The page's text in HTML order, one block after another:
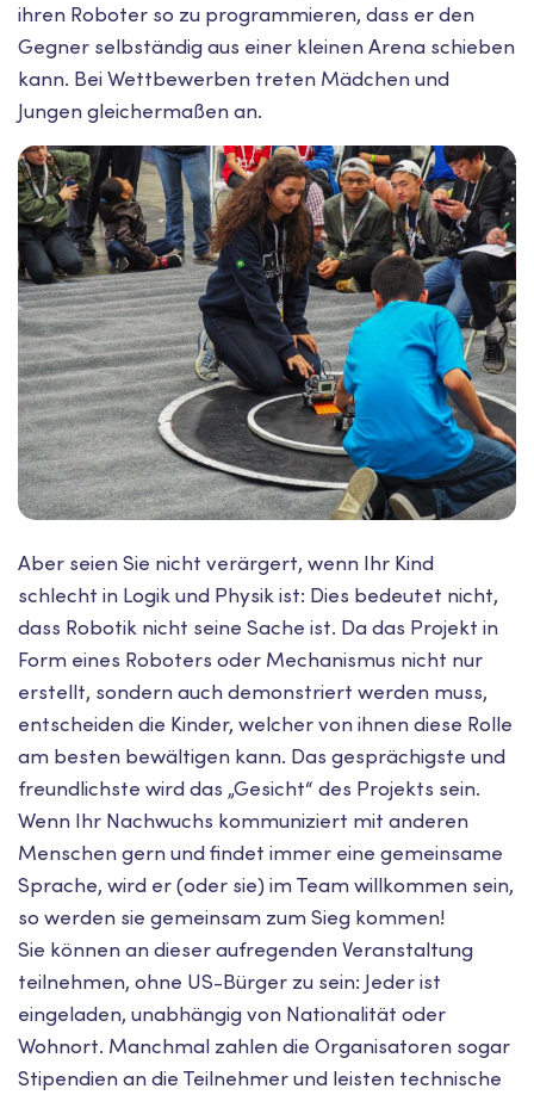
ihren Roboter so zu programmieren, dass er den
Gegner selbständig aus einer kleinen Arena schieben
kann. Bei Wettbewerben treten Mädchen und
Jungen gleichermaßen an.
Aber seien Sie nicht verärgert, wenn Ihr Kind
schlecht in Logik und Physik ist: Dies bedeutet nicht,
dass Robotik nicht seine Sache ist. Da das Projekt in
Form eines Roboters oder Mechanismus nicht nur
erstellt, sondern auch demonstriert werden muss,
entscheiden die Kinder, welcher von ihnen diese Rolle
am besten bewältigen kann. Das gesprächigste und
freundlichste wird das „Gesicht“ des Projekts sein.
Wenn Ihr Nachwuchs kommuniziert mit anderen
Menschen gern und findet immer eine gemeinsame
Sprache, wird er (oder sie) im Team willkommen sein,
so werden sie gemeinsam zum Sieg kommen!
Sie können an dieser aufregenden Veranstaltung
teilnehmen, ohne US-Bürger zu sein: Jeder ist
eingeladen, unabhängig von Nationalität oder
Wohnort. Manchmal zahlen die Organisatoren sogar
Stipendien an die Teilnehmer und leisten technische